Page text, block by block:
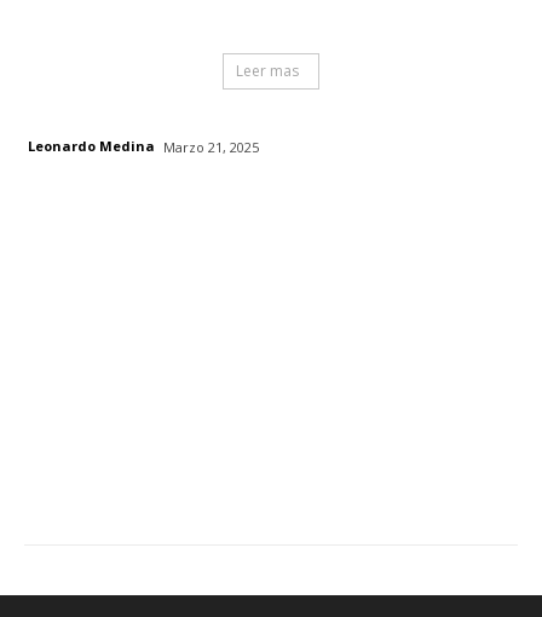
Leer mas
Leonardo Medina Marzo 21, 2025